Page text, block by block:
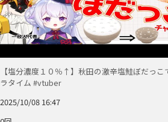
【塩分濃度１０％↑】秋田の激辛塩鮭ぼだっ
ラタイム #vtuber
2025/10/08 16:47